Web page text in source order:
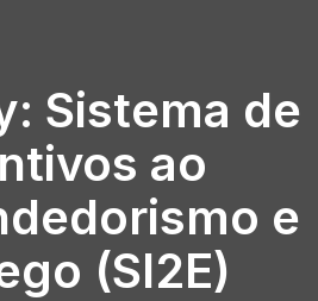
Sistema de
ao
e
(SI2E)